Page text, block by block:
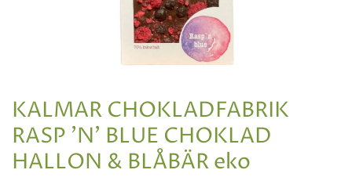
KALMAR CHOKLADFABRIK
RASP 'N' BLUE CHOKLAD
HALLON & BLÅBÄR eko